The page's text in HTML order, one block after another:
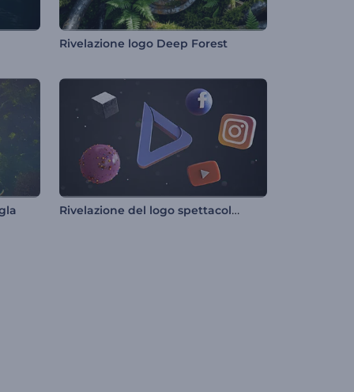
Rivelazione logo Deep Forest
Rivelazione del logo spettacolare